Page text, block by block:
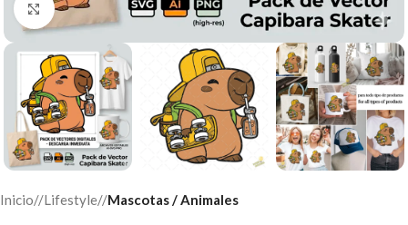
Click to enlarge
Inicio/ Lifestyle/ Mascotas / Animales